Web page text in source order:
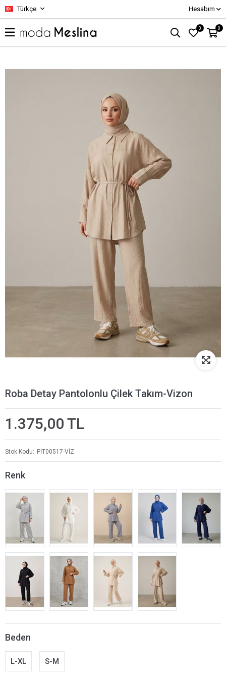
Türkçe Hesabım
0 0
Roba Detay Pantolonlu Çilek Takım-Vizon
1.375,00 TL
Stok Kodu PİT00517-VİZ
Renk
Beden
L-XL S-M